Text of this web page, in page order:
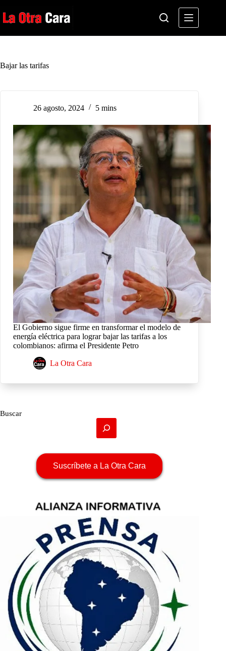
al
contenido
Bajar las tarifas
26 agosto, 2024 5 mins
El Gobierno sigue firme en transformar el modelo de
energía eléctrica para lograr bajar las tarifas a los
colombianos: afirma el Presidente Petro
La Otra Cara
Buscar
Suscríbete a La Otra Cara